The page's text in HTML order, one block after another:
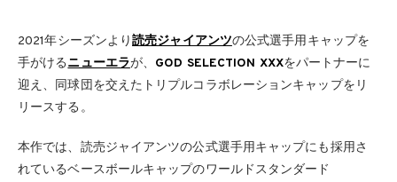
2021年シーズンより読売ジャイアンツの公式選手用キャップを
手がけるニューエラが、 GOD SELECTION XXXをパートナーに
迎え、同球団を交えたトリプルコラボレーションキャップをリ
リースする。
本作では、読売ジャイアンツの公式選手用キャップにも採用さ
れているベースボールキャップのワールドスタンダード